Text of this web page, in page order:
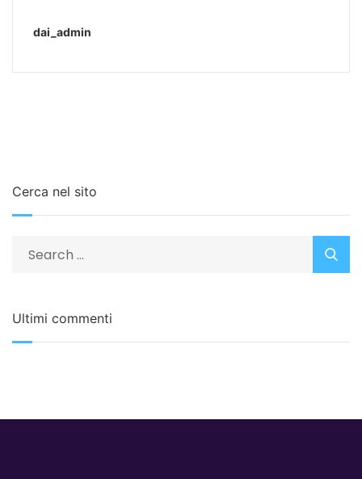
dai_admin
Cerca nel sito
Ultimi commenti